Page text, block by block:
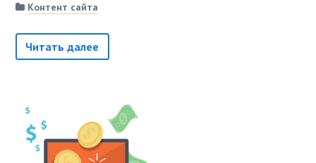
Контент сайта
Читать далее